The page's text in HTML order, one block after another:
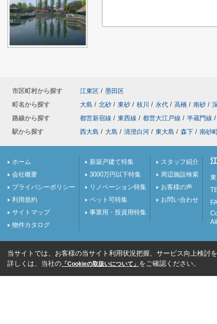
市区町村から探す 江東区 / 墨田区
町名から探す
大島 / 北砂 / 東砂 / 枝川 / 永代 / 高橋 / 南砂 /
路線から探す
都営新宿線 / 東西線 / 都営大江戸線 / 半蔵門線 /
駅から探す
西大島 / 大島 / 清澄白河 / 東大島 / 森下 / 南砂
ホーム
会社概要
プライバシーポリシー
利用規約
サイトマップ
物件カタログ
新築戸建て特集
3000万円以下特集
リノベーション特集
ペット可特集
事業用・投資用特集
スタッフ紹介
周辺施設検索
お客様の声
お問い合わせ
当サイトでは、お客様の当サイト利用状況把握、サービス向上検討
詳しくは、当社の 「Cookieの取扱いについて」 をご確認ください。